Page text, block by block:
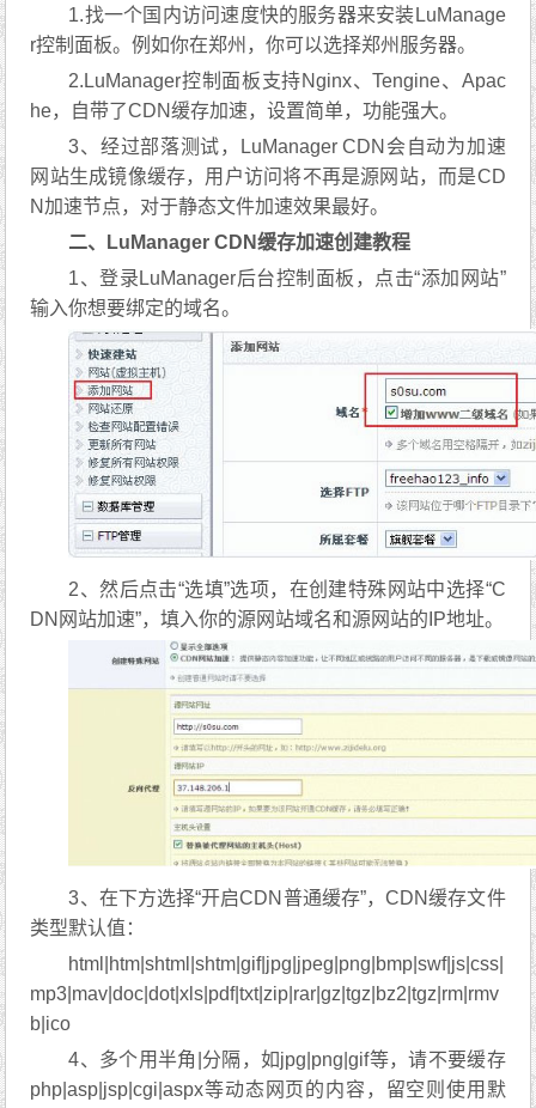
1.找一个国内访问速度快的服务器来安装LuManage
r控制面板。例如你在郑州，你可以选择郑州服务器。
2.LuManager控制面板支持Nginx、Tengine、Apac
he，自带了CDN缓存加速，设置简单，功能强大。
3、经过部落测试，LuManager CDN会自动为加速
网站生成镜像缓存，用户访问将不再是源网站，而是CD
N加速节点，对于静态文件加速效果最好。
二、LuManager CDN缓存加速创建教程
1、登录LuManager后台控制面板，点击“添加网站”
输入你想要绑定的域名。
2、然后点击“选填”选项，在创建特殊网站中选择“C
DN网站加速”，填入你的源网站域名和源网站的IP地址。
3、在下方选择“开启CDN普通缓存”，CDN缓存文件
类型默认值：
html|htm|shtml|shtm|gif|jpg|jpeg|png|bmp|swf|js|css|
mp3|mav|doc|dot|xls|pdf|txt|zip|rar|gz|tgz|bz2|tgz|rm|rmv
b|ico
4、多个用半角|分隔，如jpg|png|gif等，请不要缓存
php|asp|jsp|cgi|aspx等动态网页的内容，留空则使用默